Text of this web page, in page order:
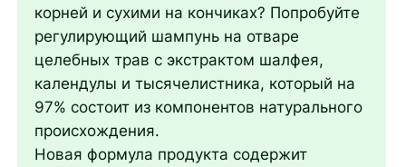
корней и сухими на кончиках? Попробуйте
регулирующий шампунь на отваре
целебных трав с экстрактом шалфея,
календулы и тысячелистника, который на
97% состоит из компонентов натурального
происхождения.
Новая формула продукта содержит